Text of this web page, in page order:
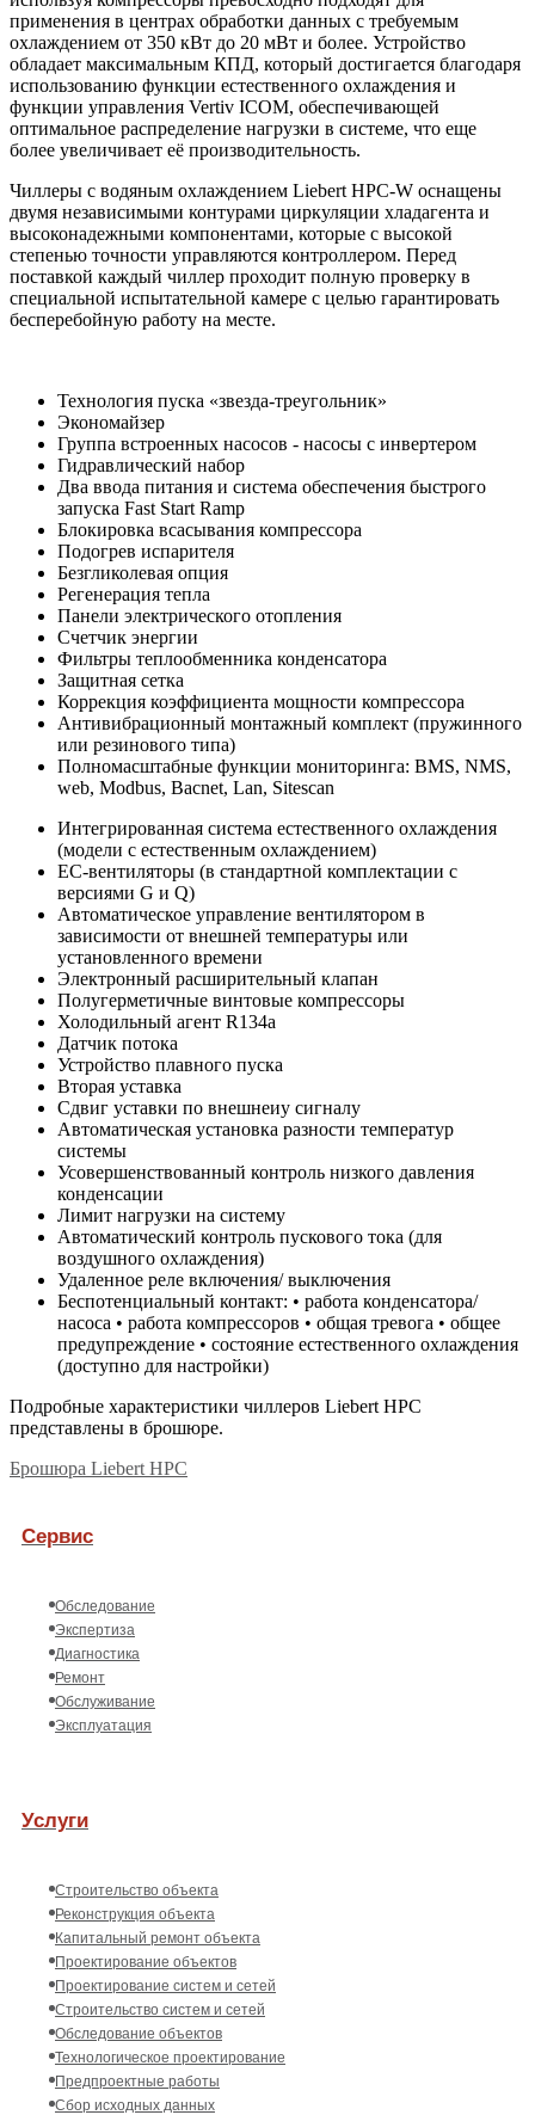
применения в центрах обработки данных с требуемым
охлаждением от 350 кВт до 20 мВт и более. Устройство
обладает максимальным КПД, который достигается благодаря
использованию функции естественного охлаждения и
функции управления Vertiv ICOM, обеспечивающей
оптимальное распределение нагрузки в системе, что еще
более увеличивает её производительность.
Чиллеры с водяным охлаждением Liebert HPC-W оснащены
двумя независимыми контурами циркуляции хладагента и
высоконадежными компонентами, которые с высокой
степенью точности управляются контроллером. Перед
поставкой каждый чиллер проходит полную проверку в
специальной испытательной камере с целью гарантировать
бесперебойную работу на месте.
Технология пуска «звезда-треугольник»
Экономайзер
Группа встроенных насосов - насосы с инвертером
Гидравлический набор
Два ввода питания и система обеспечения быстрого
запуска Fast Start Ramp
Блокировка всасывания компрессора
Подогрев испарителя
Безгликолевая опция
Регенерация тепла
Панели электрического отопления
Счетчик энергии
Фильтры теплообменника конденсатора
Защитная сетка
Коррекция коэффициента мощности компрессора
Антивибрационный монтажный комплект (пружинного
или резинового типа)
Полномасштабные функции мониторинга: BMS, NMS,
web, Modbus, Bacnet, Lan, Sitescan
Интегрированная система естественного охлаждения
(модели с естественным охлаждением)
EC-вентиляторы (в стандартной комплектации с
версиями G и Q)
Автоматическое управление вентилятором в
зависимости от внешней температуры или
установленного времени
Электронный расширительный клапан
Полугерметичные винтовые компрессоры
Холодильный агент R134a
Датчик потока
Устройство плавного пуска
Вторая уставка
Сдвиг уставки по внешнеиу сигналу
Автоматическая установка разности температур
системы
Усовершенствованный контроль низкого давления
конденсации
Лимит нагрузки на систему
Автоматический контроль пускового тока (для
воздушного охлаждения)
Удаленное реле включения/ выключения
Беспотенциальный контакт: • работа конденсатора/
насоса • работа компрессоров • общая тревога • общее
предупреждение • состояние естественного охлаждения
(доступно для настройки)
Подробные характеристики чиллеров Liebert HPC
представлены в брошюре.
Брошюра Liebert HPC
Сервис
Обследование
Экспертиза
Диагностика
Ремонт
Обслуживание
Эксплуатация
Услуги
Строительство объекта
Реконструкция объекта
Капитальный ремонт объекта
Проектирование объектов
Проектирование систем и сетей
Строительство систем и сетей
Обследование объектов
Технологическое проектирование
Предпроектные работы
Сбор исходных данных